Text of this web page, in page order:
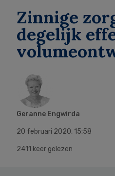
Zinnige
degelijk
Geranne Engwirda
20 februari 2020, 15:58
2411 keer gelezen